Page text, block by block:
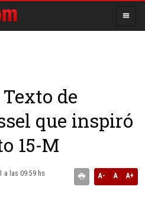
de
que inspiró
15-M
A- A A+
a las 09:59 hs